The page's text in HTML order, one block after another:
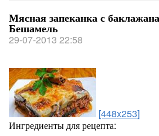
Мясная запеканка с
Бешамель
29-07-2013 22:58
[448x253]
Ингредиенты для рецепта: